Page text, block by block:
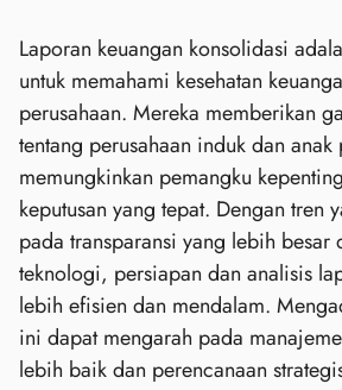
Laporan keuangan konsolidasi
untuk memahami kesehatan
perusahaan. Mereka memberikan
tentang perusahaan induk dan anak
memungkinkan pemangku
keputusan yang tepat. Dengan tren
pada transparansi yang lebih besar
teknologi, persiapan dan analisis
lebih efisien dan mendalam.
ini dapat mengarah pada
lebih baik dan perencanaan